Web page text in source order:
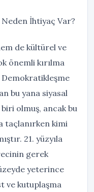
İhtiyaç Var?
de kültürel ve
önemli kırılma
Demokratikleşme
bu yana siyasal
olmuş, ancak bu
taçlanırken kimi
21. yüzyıla
gerek
yeterince
ve kutuplaşma